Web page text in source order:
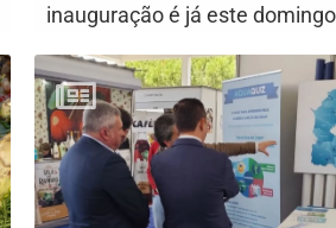
inauguração é já este domingo